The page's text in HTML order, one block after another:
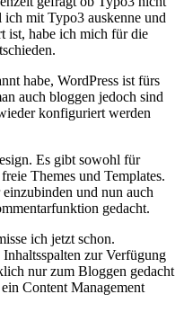
mit Typo3 auskenne und
ist, habe ich mich für die
habe, WordPress ist fürs
auch bloggen jedoch sind
konfiguriert werden
Es gibt sowohl für
Themes und Templates.
und nun auch
gedacht.
ich jetzt schon.
zur Verfügung
nur zum Bloggen gedacht
Content Management